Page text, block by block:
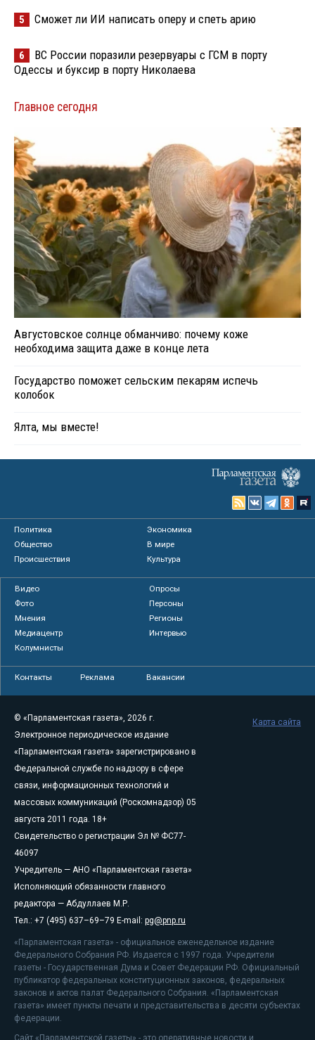
5 Сможет ли ИИ написать оперу и спеть арию
6
ВС России поразили резервуары с ГСМ в порту
Одессы и буксир в порту Николаева
Главное сегодня
Августовское солнце обманчиво: почему коже
необходима защита даже в конце лета
Государство поможет сельским пекарям испечь
колобок
Ялта, мы вместе!
Политика
Экономика
Общество
В мире
Происшествия
Культура
Видео
Опросы
Фото
Персоны
Мнения
Регионы
Медиацентр
Интервью
Колумнисты
Контакты Реклама Вакансии
© «Парламентская газета», 2026 г.
Электронное периодическое издание
«Парламентская газета» зарегистрировано в
Федеральной службе по надзору в сфере
связи, информационных технологий и
массовых коммуникаций (Роскомнадзор) 05
августа 2011 года. 18+
Свидетельство о регистрации Эл № ФС77-
46097
Учредитель — АНО «Парламентская газета»
Исполняющий обязанности главного
редактора — Абдуллаев М.Р.
Тел.: +7 (495) 637–69–79 E-mail: pg@pnp.ru
«Парламентская газета» - официальное еженедельное издание
Федерального Собрания РФ. Издается с 1997 года. Учредители
газеты - Государственная Дума и Совет Федерации РФ. Официальный
публикатор федеральных конституционных законов, федеральных
законов и актов палат Федерального Собрания. «Парламентская
газета» имеет пункты печати и представительства в десяти субъектах
федерации.
Сайт «Парламентской газеты» - это оперативные новости и
Карта сайта